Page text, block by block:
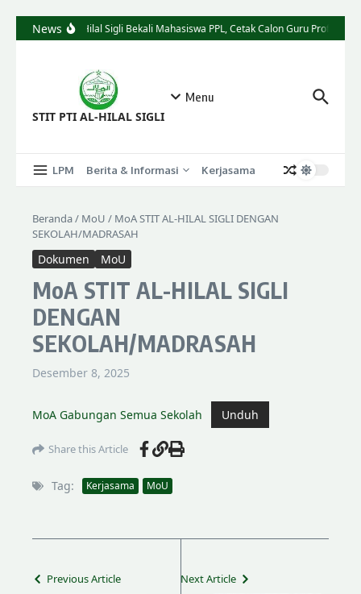
News
STIT Al-Hilal Sigli Bekali Mahasiswa PPL, Cetak Calon Guru
STIT PTI AL-HILAL SIGLI
Menu
LPM Berita & Informasi Kerjasama
Beranda/ MoU / MoA STIT AL-HILAL SIGLI DENGAN
SEKOLAH/MADRASAH
Dokumen MoU
MoA STIT AL-HILAL SIGLI
DENGAN
SEKOLAH/MADRASAH
Desember 8, 2025
MoA Gabungan Semua Sekolah Unduh
Share this Article
Tag: Kerjasama MoU
Previous Article Next Article